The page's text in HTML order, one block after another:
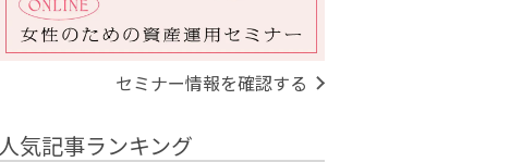
セミナー情報を確認する
人気記事ランキング